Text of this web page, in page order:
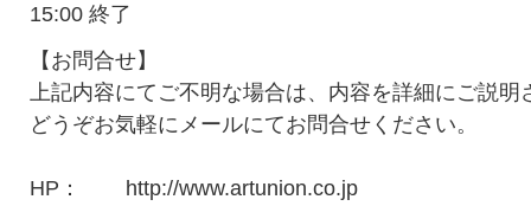
15:00 終了
【お問合せ】
上記内容にてご不明な場合は、内容を詳細にご説
どうぞお気軽にメールにてお問合せください。
HP： http://www.artunion.co.jp